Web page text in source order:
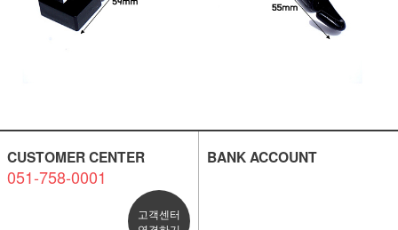
CUSTOMER CENTER
051-758-0001
고객센터
BANK ACCOUNT